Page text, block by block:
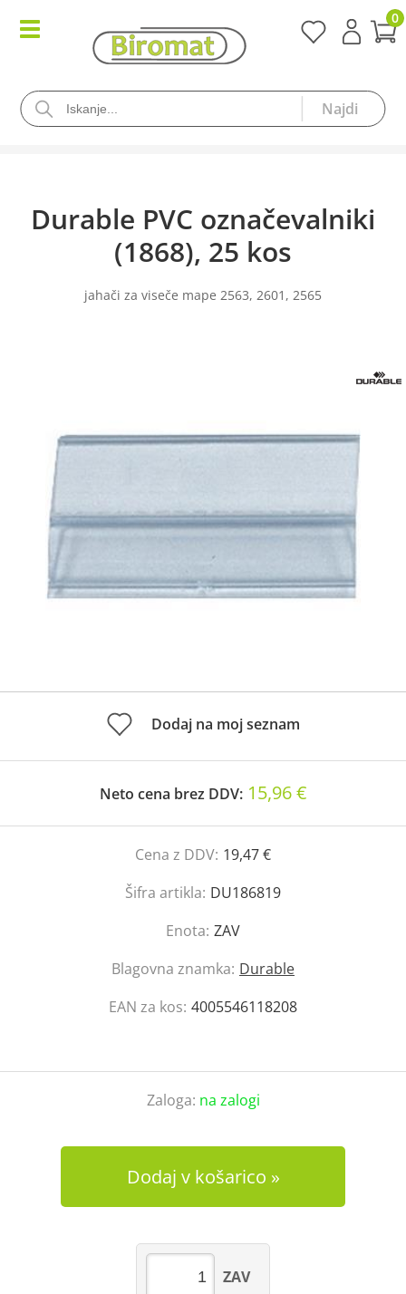
0
Durable PVC označevalniki
(1868), 25 kos
jahači za viseče mape 2563, 2601, 2565
Dodaj na moj seznam
Neto cena brez DDV: 15,96 €
Cena z DDV: 19,47 €
Šifra artikla: DU186819
Enota: ZAV
Blagovna znamka: Durable
EAN za kos: 4005546118208
Zaloga: na zalogi
Dodaj v košarico
ZAV